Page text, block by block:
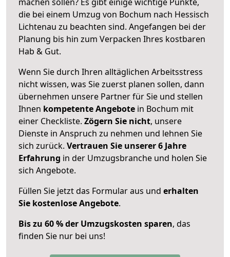
die bei einem Umzug von Bochum nach Hessisch
Lichtenau zu beachten sind. Angefangen bei der
Planung bis hin zum Verpacken Ihres kostbaren
Hab & Gut.
Wenn Sie durch Ihren alltäglichen Arbeitsstress
nicht wissen, was Sie zuerst planen sollen, dann
übernehmen unsere Partner für Sie und stellen
Ihnen kompetente Angebote in Bochum mit
einer Checkliste. Zögern Sie nicht, unsere
Dienste in Anspruch zu nehmen und lehnen Sie
sich zurück. Vertrauen Sie unserer 6 Jahre
Erfahrung in der Umzugsbranche und holen Sie
sich Angebote.
Füllen Sie jetzt das Formular aus und erhalten
Sie kostenlose Angebote.
Bis zu 60 % der Umzugskosten sparen, das
finden Sie nur bei uns!